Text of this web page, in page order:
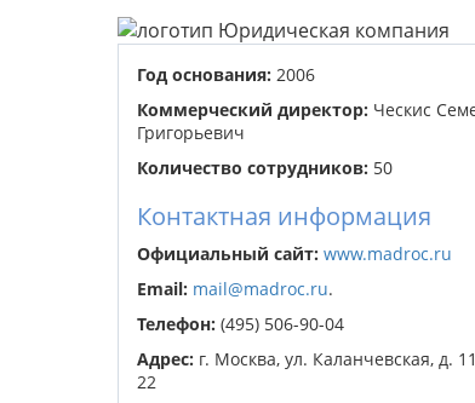
Год основания: 2006
Коммерческий директор: Ческис
Григорьевич
Количество сотрудников: 50
Контактная информация
Официальный сайт: www.madroc.ru
Email: mail@madroc.ru.
Телефон: (495) 506-90-04
Адрес: г. Москва, ул. Каланчевская, д.
22